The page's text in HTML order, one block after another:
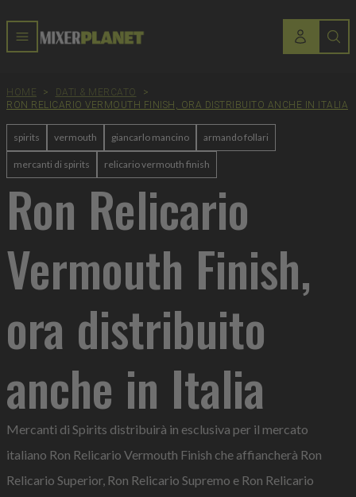
HOME > DATI & MERCATO
>
RON RELICARIO VERMOUTH FINISH, ORA DISTRIBUITO ANCHE IN ITALIA
spirits vermouth giancarlo mancino armando follari
mercanti di spirits relicario vermouth finish
Ron Relicario
Vermouth Finish,
ora distribuito
anche in Italia
Mercanti di Spirits distribuirà in esclusiva per il mercato
italiano Ron Relicario Vermouth Finish che affiancherà Ron
Relicario Superior, Ron Relicario Supremo e Ron Relicario